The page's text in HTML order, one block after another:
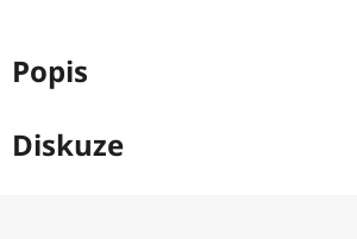
Popis
Diskuze